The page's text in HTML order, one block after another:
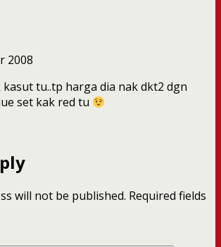
2008
kasut tu..tp harga dia nak dkt2 dgn
set kak red tu
will not be published. Required fields